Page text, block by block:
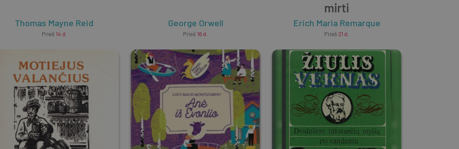
Thomas Mayne Reid
Prieš 14 d.
George Orwell
Prieš 16 d.
mirti
Erich Maria Remarque
Prieš 21 d.